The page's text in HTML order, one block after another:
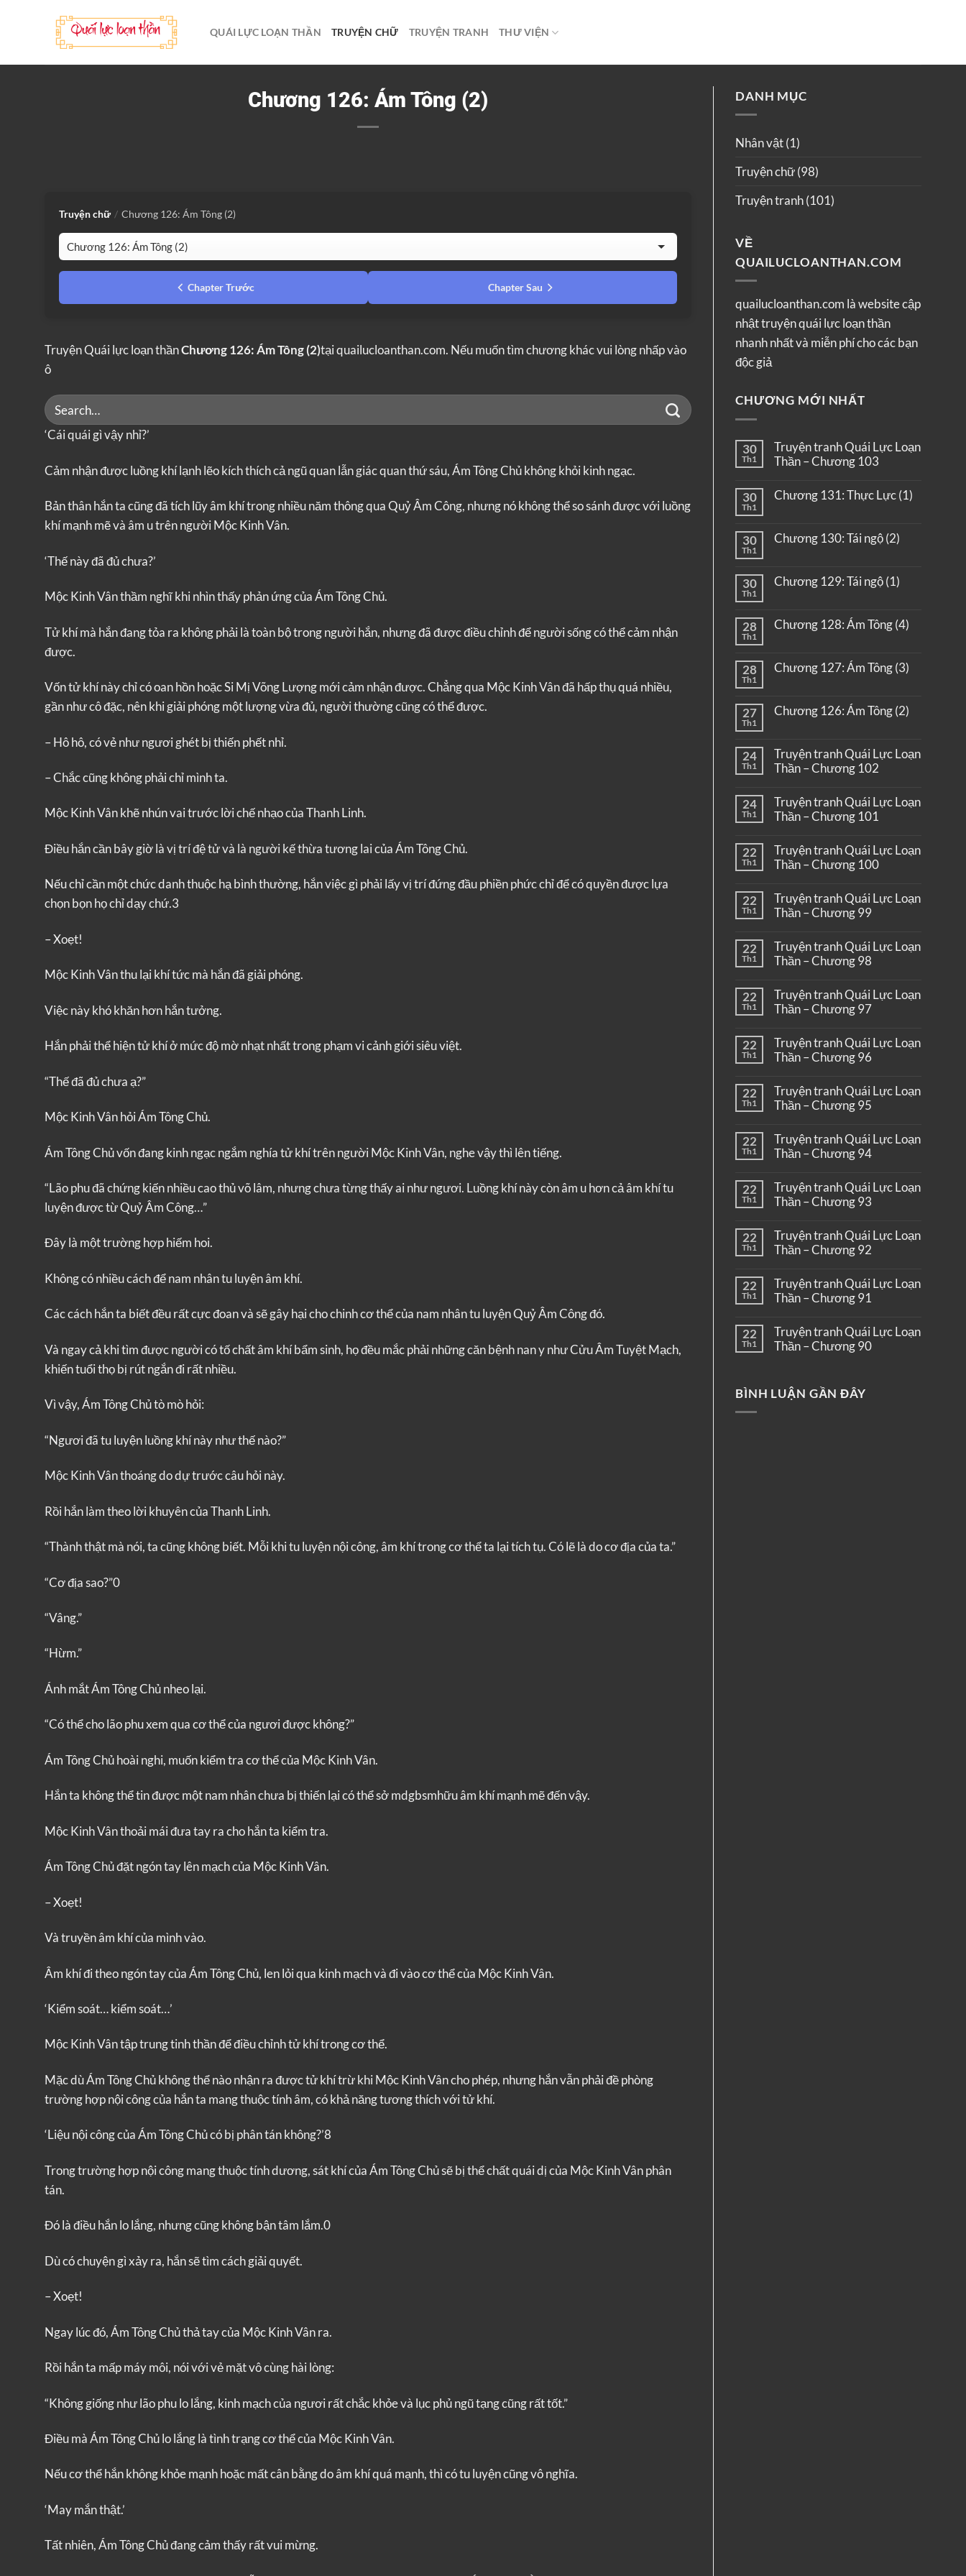
dung
QUÁI LỰC LOẠN THẦN TRUYỆN CHỮ TRUYỆN TRANH THƯ VIỆN
Chương 126: Ám Tông (2)
Truyện chữ / Chương 126: Ám Tông (2)
Chapter Trước Chapter Sau
Truyện Quái lực loạn thầnChương 126: Ám Tông (2)tại quailucloanthan.com. Nếu muốn tìm chương khác vui lòng nhấp vào
ô
‘Cái quái gì vậy nhỉ?’
Cảm nhận được luồng khí lạnh lẽo kích thích cả ngũ quan lẫn giác quan thứ sáu, Ám Tông Chủ không khỏi kinh ngạc.
Bản thân hắn ta cũng đã tích lũy âm khí trong nhiều năm thông qua Quỷ Âm Công, nhưng nó không thể so sánh được với luồng
khí mạnh mẽ và âm u trên người Mộc Kinh Vân.
‘Thế này đã đủ chưa?’
Mộc Kinh Vân thầm nghĩ khi nhìn thấy phản ứng của Ám Tông Chủ.
Tử khí mà hắn đang tỏa ra không phải là toàn bộ trong người hắn, nhưng đã được điều chỉnh để người sống có thể cảm nhận
được.
Vốn tử khí này chỉ có oan hồn hoặc Si Mị Võng Lượng mới cảm nhận được. Chẳng qua Mộc Kinh Vân đã hấp thụ quá nhiều,
gần như cô đặc, nên khi giải phóng một lượng vừa đủ, người thường cũng có thể được.
– Hô hô, có vẻ như ngươi ghét bị thiến phết nhỉ.
– Chắc cũng không phải chỉ mình ta.
Mộc Kinh Vân khẽ nhún vai trước lời chế nhạo của Thanh Linh.
Điều hắn cần bây giờ là vị trí đệ tử và là người kế thừa tương lai của Ám Tông Chủ.
Nếu chỉ cần một chức danh thuộc hạ bình thường, hắn việc gì phải lấy vị trí đứng đầu phiền phức chỉ để có quyền được lựa
chọn bọn họ chỉ dạy chứ.3
– Xoẹt!
Mộc Kinh Vân thu lại khí tức mà hắn đã giải phóng.
Việc này khó khăn hơn hắn tưởng.
Hắn phải thể hiện tử khí ở mức độ mờ nhạt nhất trong phạm vi cảnh giới siêu việt.
“Thế đã đủ chưa ạ?”
Mộc Kinh Vân hỏi Ám Tông Chủ.
Ám Tông Chủ vốn đang kinh ngạc ngắm nghía tử khí trên người Mộc Kinh Vân, nghe vậy thì lên tiếng.
“Lão phu đã chứng kiến ​​nhiều cao thủ võ lâm, nhưng chưa từng thấy ai như ngươi. Luồng khí này còn âm u hơn cả âm khí tu
luyện được từ Quỷ Âm Công…”
Đây là một trường hợp hiếm hoi.
Không có nhiều cách để nam nhân tu luyện âm khí.
Các cách hắn ta biết đều rất cực đoan và sẽ gây hại cho chinh cơ thể của nam nhân tu luyện Quỷ Âm Công đó.
Và ngay cả khi tìm được người có tố chất âm khí bẩm sinh, họ đều mắc phải những căn bệnh nan y như Cửu Âm Tuyệt Mạch,
khiến tuổi thọ bị rút ngắn đi rất nhiều.
Vì vậy, Ám Tông Chủ tò mò hỏi:
“Ngươi đã tu luyện luồng khí này như thế nào?”
Mộc Kinh Vân thoáng do dự trước câu hỏi này.
Rồi hắn làm theo lời khuyên của Thanh Linh.
“Thành thật mà nói, ta cũng không biết. Mỗi khi tu luyện nội công, âm khí trong cơ thể ta lại tích tụ. Có lẽ là do cơ địa của ta.”
“Cơ địa sao?”0
“Vâng.”
“Hừm.”
Ánh mắt Ám Tông Chủ nheo lại.
“Có thể cho lão phu xem qua cơ thể của ngươi được không?”
Ám Tông Chủ hoài nghi, muốn kiểm tra cơ thể của Mộc Kinh Vân.
Hắn ta không thể tin được một nam nhân chưa bị thiến lại có thể sở mdgbsmhữu âm khí mạnh mẽ đến vậy.
Mộc Kinh Vân thoải mái đưa tay ra cho hắn ta kiểm tra.
Ám Tông Chủ đặt ngón tay lên mạch của Mộc Kinh Vân.
– Xoẹt!
Và truyền âm khí của mình vào.
Âm khí đi theo ngón tay của Ám Tông Chủ, len lỏi qua kinh mạch và đi vào cơ thể của Mộc Kinh Vân.
‘Kiểm soát… kiểm soát…’
Mộc Kinh Vân tập trung tinh thần để điều chỉnh tử khí trong cơ thể.
Mặc dù Ám Tông Chủ không thể nào nhận ra được tử khí trừ khi Mộc Kinh Vân cho phép, nhưng hắn vẫn phải đề phòng
trường hợp nội công của hắn ta mang thuộc tính âm, có khả năng tương thích với tử khí.
‘Liệu nội công của Ám Tông Chủ có bị phân tán không?’8
Trong trường hợp nội công mang thuộc tính dương, sát khí của Ám Tông Chủ sẽ bị thể chất quái dị của Mộc Kinh Vân phân
tán.
Đó là điều hắn lo lắng, nhưng cũng không bận tâm lắm.0
Dù có chuyện gì xảy ra, hắn sẽ tìm cách giải quyết.
– Xoẹt!
Ngay lúc đó, Ám Tông Chủ thả tay của Mộc Kinh Vân ra.
Rồi hắn ta mấp máy môi, nói với vẻ mặt vô cùng hài lòng:
“Không giống như lão phu lo lắng, kinh mạch của ngươi rất chắc khỏe và lục phủ ngũ tạng cũng rất tốt.”
Điều mà Ám Tông Chủ lo lắng là tình trạng cơ thể của Mộc Kinh Vân.
Nếu cơ thể hắn không khỏe mạnh hoặc mất cân bằng do âm khí quá mạnh, thì có tu luyện cũng vô nghĩa.
‘May mắn thật.’
Tất nhiên, Ám Tông Chủ đang cảm thấy rất vui mừng.
DANH MỤC
Nhân vật(1)
Truyện chữ(98)
Truyện tranh(101)
VỀ
QUAILUCLOANTHAN.COM
quailucloanthan.com là website cập
nhật truyện quái lực loạn thần
nhanh nhất và miễn phí cho các bạn
độc giả
CHƯƠNG MỚI NHẤT
30
Th1
Truyện tranh Quái Lực Loạn
Thần – Chương 103
30
Th1
Chương 131: Thực Lực (1)
30
Th1
Chương 130: Tái ngộ (2)
30
Th1
Chương 129: Tái ngộ (1)
28
Th1
Chương 128: Ám Tông (4)
28
Th1
Chương 127: Ám Tông (3)
27
Th1
Chương 126: Ám Tông (2)
24
Th1
Truyện tranh Quái Lực Loạn
Thần – Chương 102
24
Th1
Truyện tranh Quái Lực Loạn
Thần – Chương 101
22
Th1
Truyện tranh Quái Lực Loạn
Thần – Chương 100
22
Th1
Truyện tranh Quái Lực Loạn
Thần – Chương 99
22
Th1
Truyện tranh Quái Lực Loạn
Thần – Chương 98
22
Th1
Truyện tranh Quái Lực Loạn
Thần – Chương 97
22
Th1
Truyện tranh Quái Lực Loạn
Thần – Chương 96
22
Th1
Truyện tranh Quái Lực Loạn
Thần – Chương 95
22
Th1
Truyện tranh Quái Lực Loạn
Thần – Chương 94
22
Th1
Truyện tranh Quái Lực Loạn
Thần – Chương 93
22
Th1
Truyện tranh Quái Lực Loạn
Thần – Chương 92
22
Th1
Truyện tranh Quái Lực Loạn
Thần – Chương 91
22
Th1
Truyện tranh Quái Lực Loạn
Thần – Chương 90
BÌNH LUẬN GẦN ĐÂY